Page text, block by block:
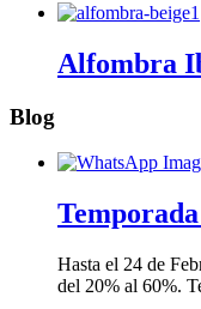
Alfombra
Blog
Hasta el 24 de
del 20% al 60%.